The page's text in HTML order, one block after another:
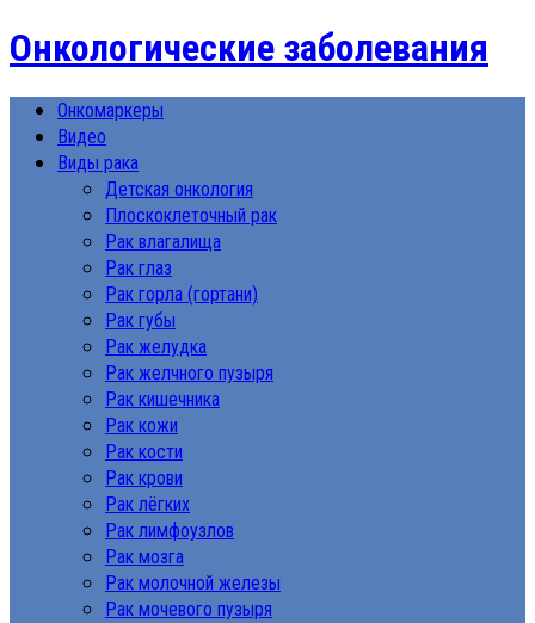
Онкологические заболевания
Онкомаркеры
Видео
Виды рака
Детская онкология
Плоскоклеточный рак
Рак влагалища
Рак глаз
Рак горла (гортани)
Рак губы
Рак желудка
Рак желчного пузыря
Рак кишечника
Рак кожи
Рак кости
Рак крови
Рак лёгких
Рак лимфоузлов
Рак мозга
Рак молочной железы
Рак мочевого пузыря